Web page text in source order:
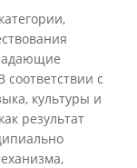
с
культуры и
результат